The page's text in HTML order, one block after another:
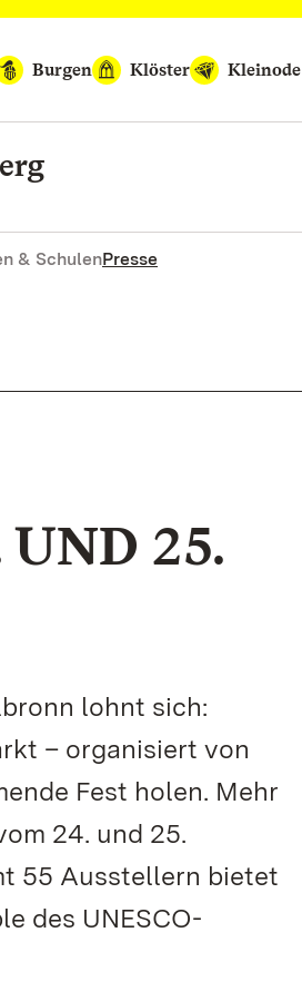
Burgen Klöster Kleinode
& SchulenPresse
25.
lohnt sich:
– organisiert von
Fest holen. Mehr
24. und 25.
55 Ausstellern bietet
des UNESCO-